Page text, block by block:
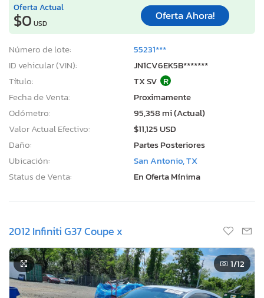
Oferta Actual
$0 USD
Oferta Ahora!
Número de lote:
55231***
ID vehicular (VIN):
JN1CV6EK5B*******
Título:
TX SV R
Fecha de Venta:
Proximamente
Odómetro:
95,358 mi (Actual)
Valor Actual Efectivo:
$11,125 USD
Daño:
Partes Posteriores
Ubicación:
San Antonio, TX
Status de Venta:
En Oferta Mínima
2012 Infiniti G37 Coupe x
1/12